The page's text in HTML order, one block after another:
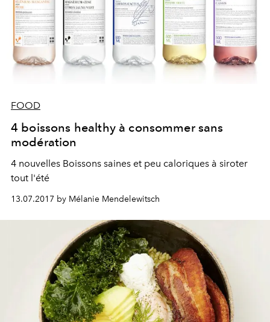
FOOD
4 boissons healthy à consommer sans
modération
4 nouvelles Boissons saines et peu caloriques à siroter
tout l'été
13.07.2017 by Mélanie Mendelewitsch